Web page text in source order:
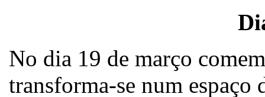
No dia 19 de março
transforma-se num espaço